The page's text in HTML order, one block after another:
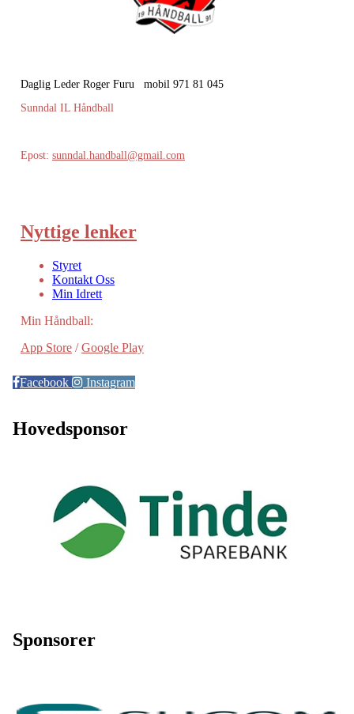
Daglig Leder Roger Furu mobil 971 81 045
Sunndal IL Håndball
Epost: sunndal.handball@gmail.com
Nyttige lenker
Styret
Kontakt Oss
Min Idrett
Min Håndball:
App Store /Google Play
Facebook Instagram
Hovedsponsor
Sponsorer